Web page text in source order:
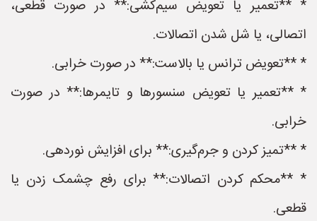
* **تعمیر یا تعویض سیم‌کشی:** در صورت قطعی،
اتصالی، یا شل شدن اتصالات.
* **تعویض ترانس یا بالاست:** در صورت خرابی.
* **تعمیر یا تعویض سنسورها و تایمرها:** در صورت
خرابی.
* **تمیز کردن و جرم‌گیری:** برای افزایش نوردهی.
* **محکم کردن اتصالات:** برای رفع چشمک زدن یا
قطعی.